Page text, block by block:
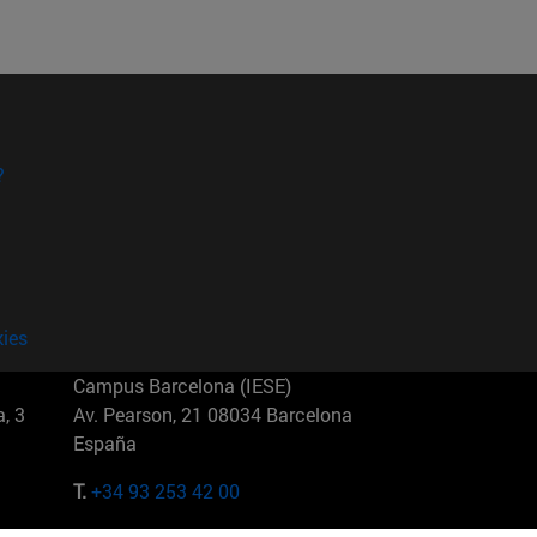
3
Campus Barcelona (IESE)
Av. Pearson, 21 08034 Barcelona
España
T.+34 93 253 42 00